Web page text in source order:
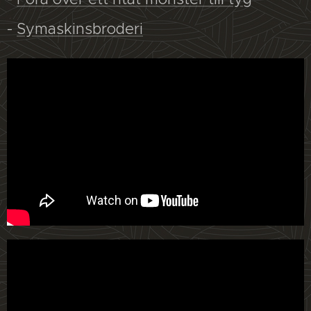
-Symaskinsbroderi